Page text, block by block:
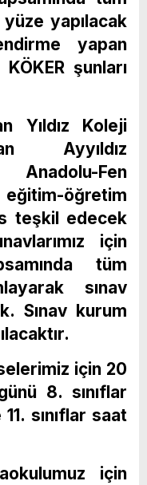
yapılacak
yapan
şunları
Koleji
Ayyıldız
Fen
eğitim-öğretim
teşkil edecek
için
tüm
sınav
Sınav kurum
için 20
8. sınıflar
sınıflar saat
için